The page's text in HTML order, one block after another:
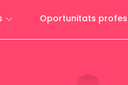
Oportunitats